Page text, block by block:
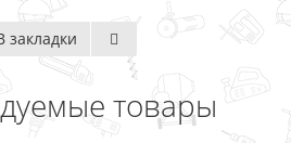
закладки
товары